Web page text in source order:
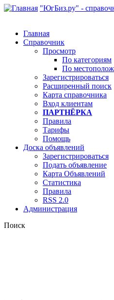
"ЮгБиз.ру" -
Главная
Справочник
Просмотр
По категориям
По
Зарегистрироваться
Расширенный поиск
Карта справочника
Вход клиентам
ПАРТНЁРКА
Правила
Тарифы
Помощь
Доска объявлений
Зарегистрироваться
Подать объявление
Карта Объявлений
Статистика
Правила
RSS 2.0
Администрация
Поиск